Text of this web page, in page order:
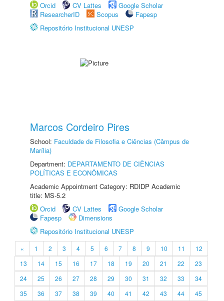
Orcid
CV Lattes
Google Scholar
ResearcherID
Scopus
Fapesp
Repositório Institucional UNESP
Marcos Cordeiro Pires
School: Faculdade de Filosofia e Ciências (Câmpus de
Marília)
Department: DEPARTAMENTO DE CIÊNCIAS
POLÍTICAS E ECONÔMICAS
Academic Appointment Category: RDIDP Academic
title: MS-5.2
Orcid
CV Lattes
Google Scholar
Fapesp
Dimensions
Repositório Institucional UNESP
« 1 2 3 4 5 6 7 8 9 10 11
12
13
14 15 16 17 18 19 20 21 22
23
24
25 26 27 28 29 30 31 32 33
34
35
36 37 38 39 40 41 42 43 44
45